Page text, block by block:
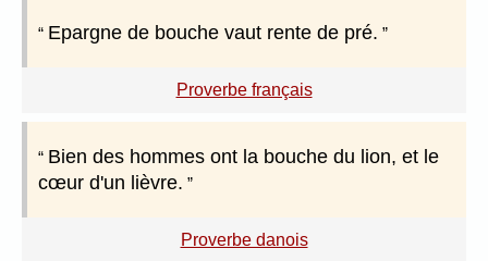
Epargne de bouche vaut rente de pré.
Proverbe français
Bien des hommes ont la bouche du lion, et le
cœur d'un lièvre.
Proverbe danois